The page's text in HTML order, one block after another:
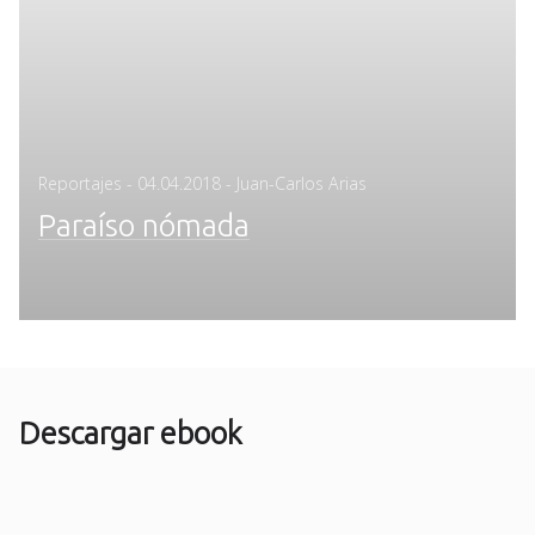
Reportajes - Posted
04.04.2018 - Juan-Carlos Arias
Paraíso nómada
Descargar ebook